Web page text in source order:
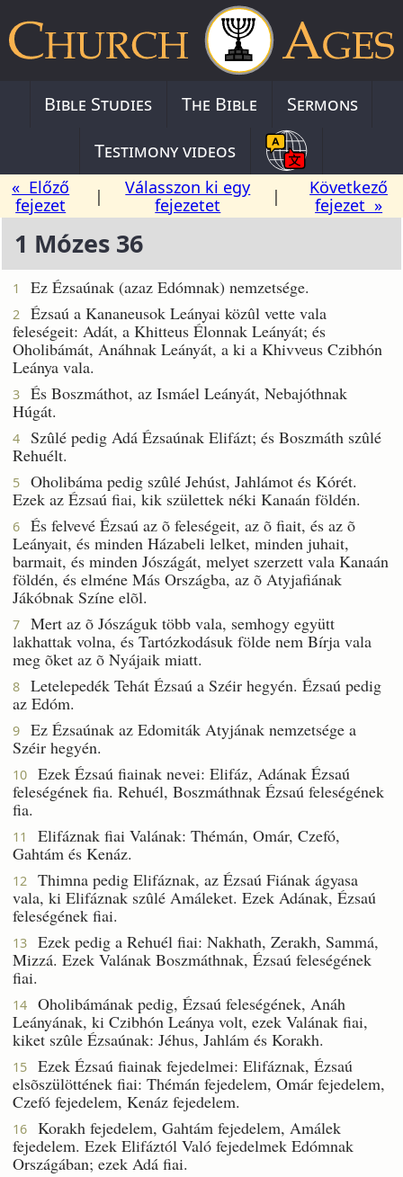
Bible Studies The Bible
Sermons
Testimony videos
« Előző
fejezet
|
Válasszon ki egy
fejezetet
|
Következő
fejezet »
1 Mózes 36
1 Ez Ézsaúnak (azaz Edómnak) nemzetsége.
2
Ézsaú a Kananeusok Leányai közûl vette vala
feleségeit: Adát, a Khitteus Élonnak Leányát; és
Oholibámát, Anáhnak Leányát, a ki a Khivveus Czibhón
Leánya vala.
3
És Boszmáthot, az Ismáel Leányát, Nebajóthnak
Húgát.
4
Szûlé pedig Adá Ézsaúnak Elifázt; és Boszmáth szûlé
Rehuélt.
5
Oholibáma pedig szûlé Jehúst, Jahlámot és Kórét.
Ezek az Ézsaú fiai, kik születtek néki Kanaán földén.
6
És felvevé Ézsaú az õ feleségeit, az õ fiait, és az õ
Leányait, és minden Házabeli lelket, minden juhait,
barmait, és minden Jószágát, melyet szerzett vala Kanaán
földén, és elméne Más Országba, az õ Atyjafiának
Jákóbnak Színe elõl.
7
Mert az õ Jószáguk több vala, semhogy együtt
lakhattak volna, és Tartózkodásuk földe nem Bírja vala
meg õket az õ Nyájaik miatt.
8
Letelepedék Tehát Ézsaú a Széir hegyén. Ézsaú pedig
az Edóm.
9
Ez Ézsaúnak az Edomiták Atyjának nemzetsége a
Széir hegyén.
10
Ezek Ézsaú fiainak nevei: Elifáz, Adának Ézsaú
feleségének fia. Rehuél, Boszmáthnak Ézsaú feleségének
fia.
11
Elifáznak fiai Valának: Thémán, Omár, Czefó,
Gahtám és Kenáz.
12
Thimna pedig Elifáznak, az Ézsaú Fiának ágyasa
vala, ki Elifáznak szûlé Amáleket. Ezek Adának, Ézsaú
feleségének fiai.
13
Ezek pedig a Rehuél fiai: Nakhath, Zerakh, Sammá,
Mizzá. Ezek Valának Boszmáthnak, Ézsaú feleségének
fiai.
14
Oholibámának pedig, Ézsaú feleségének, Anáh
Leányának, ki Czibhón Leánya volt, ezek Valának fiai,
kiket szûle Ézsaúnak: Jéhus, Jahlám és Korakh.
15
Ezek Ézsaú fiainak fejedelmei: Elifáznak, Ézsaú
elsõszülöttének fiai: Thémán fejedelem, Omár fejedelem,
Czefó fejedelem, Kenáz fejedelem.
16
Korakh fejedelem, Gahtám fejedelem, Amálek
fejedelem. Ezek Elifáztól Való fejedelmek Edómnak
Országában; ezek Adá fiai.